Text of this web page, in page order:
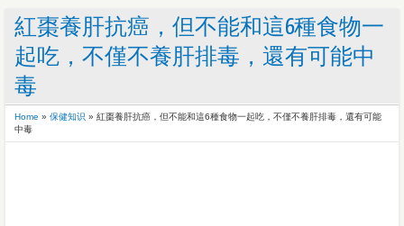
紅棗養肝抗癌，但不能和這6種食物一
起吃，不僅不養肝排毒，還有可能中
毒
Home » 保健知识 » 紅棗養肝抗癌，但不能和這6種食物一起吃，不僅不養肝排毒，還有可能
中毒